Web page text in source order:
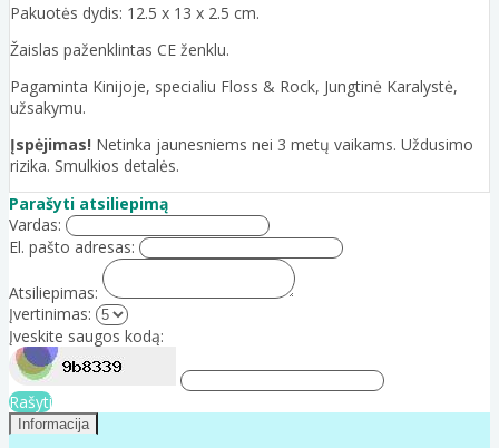
Pakuotės dydis: 12.5 x 13 x 2.5 cm.
Žaislas paženklintas CE ženklu.
Pagaminta Kinijoje, specialiu Floss & Rock, Jungtinė Karalystė,
užsakymu.
Įspėjimas! Netinka jaunesniems nei 3 metų vaikams. Uždusimo
rizika. Smulkios detalės.
Parašyti atsiliepimą
Vardas:
El. pašto adresas:
Atsiliepimas:
Įvertinimas:
Įveskite saugos kodą:
Rašyti
Informacija